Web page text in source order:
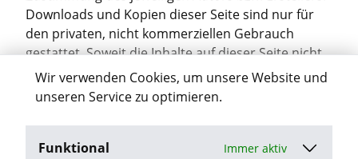
Wir verwenden Cookies, um unsere Website und
unseren Service zu optimieren.
Funktional Immer aktiv
Downloads und Kopien dieser Seite sind nur für
den privaten, nicht kommerziellen Gebrauch
gestattet. Soweit die Inhalte auf dieser Seite nicht
vom Betreiber erstellt wurden, werden die
Urheberrechte Dritter beachtet. Insbesondere
werden Inhalte Dritter als solche gekennzeichnet.
Sollten Sie trotzdem auf eine
Urheberrechtsverletzung aufmerksam werden,